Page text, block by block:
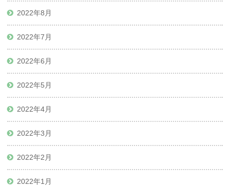
2022年8月
2022年7月
2022年6月
2022年5月
2022年4月
2022年3月
2022年2月
2022年1月